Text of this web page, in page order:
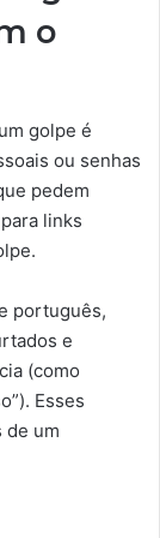
o
golpe é
ou senhas
pedem
links
português,
e
(como
Esses
de um